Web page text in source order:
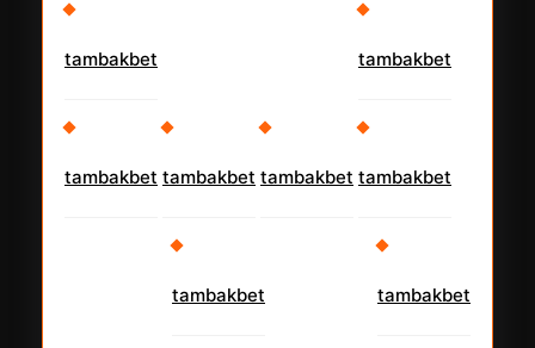
tambakbet
tambakbet tambakbet tambakbet
tambakbet
tambakbet
tambakbet tambakbet